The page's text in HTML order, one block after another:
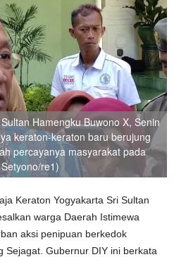
Hamengku Buwono X, Senin
keraton-keraton baru berujung
percayanya masyarakat pada
re1)
Keraton Yogyakarta Sri Sultan
warga Daerah Istimewa
aksi penipuan berkedok
Sejagat. Gubernur DIY ini berkata